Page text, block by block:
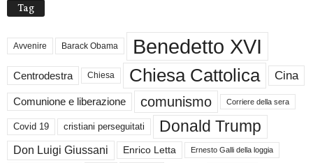
Tag
Avvenire Barack Obama Benedetto XVI
Centrodestra Chiesa Chiesa Cattolica Cina
Comunione e liberazione comunismo Corriere della sera
Covid 19 cristiani perseguitati Donald Trump
Don Luigi Giussani Enrico Letta Ernesto Galli della loggia